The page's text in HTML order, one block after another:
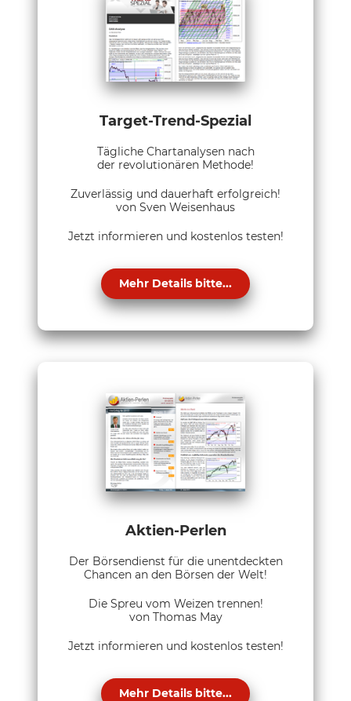
Target-Trend-Spezial
Tägliche Chartanalysen nach
der revolutionären Methode!
Zuverlässig und dauerhaft erfolgreich!
von Sven Weisenhaus
Jetzt informieren und kostenlos testen!
Mehr Details bitte...
Aktien-Perlen
Der Börsendienst für die unentdeckten
Chancen an den Börsen der Welt!
Die Spreu vom Weizen trennen!
von Thomas May
Jetzt informieren und kostenlos testen!
Mehr Details bitte...